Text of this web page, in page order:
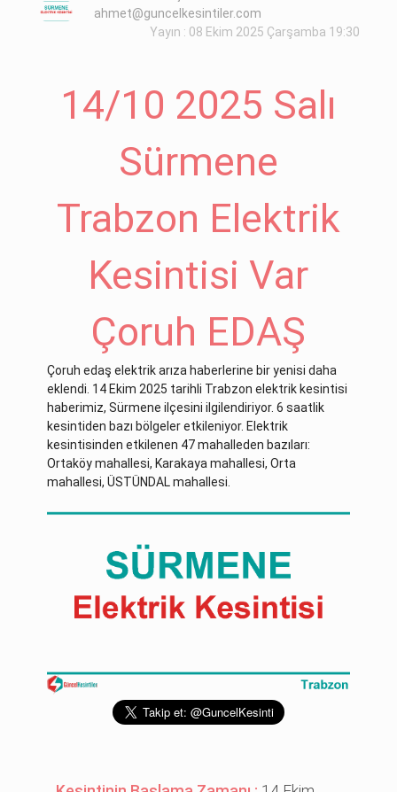
ahmet@guncelkesintiler.com
Yayın : 08 Ekim 2025 Çarşamba 19:30
14/10 2025 Salı
Sürmene
Trabzon Elektrik
Kesintisi Var
Çoruh EDAŞ
Çoruh edaş elektrik arıza haberlerine bir yenisi daha
eklendi. 14 Ekim 2025 tarihli Trabzon elektrik kesintisi
haberimiz, Sürmene ilçesini ilgilendiriyor. 6 saatlik
kesintiden bazı bölgeler etkileniyor. Elektrik
kesintisinden etkilenen 47 mahalleden bazıları:
Ortaköy mahallesi, Karakaya mahallesi, Orta
mahallesi, ÜSTÜNDAL mahallesi.